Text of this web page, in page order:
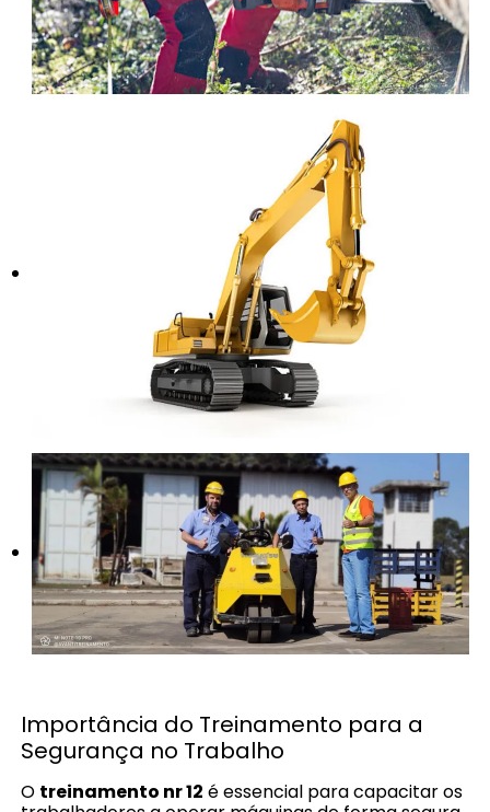
Importância do Treinamento para a
Segurança no Trabalho
O treinamento nr 12 é essencial para capacitar os